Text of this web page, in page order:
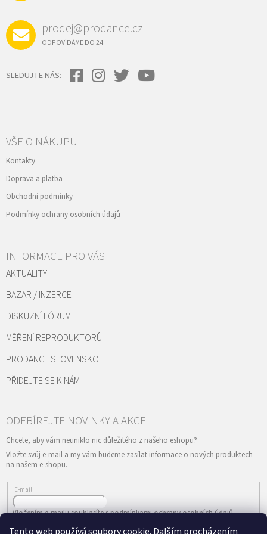
prodej@prodance.cz
ODPOVÍDÁME DO 24H
SLEDUJTE NÁS:
VŠE O NÁKUPU
Kontakty
Doprava a platba
Obchodní podmínky
Podmínky ochrany osobních údajů
INFORMACE PRO VÁS
AKTUALITY
BAZAR / INZERCE
DISKUZNÍ FÓRUM
MĚŘENÍ REPRODUKTORŮ
PRODANCE SLOVENSKO
PŘIDEJTE SE K NÁM
Vložte svůj e-mail a my vám budeme zasílat informace o nových produktech
na našem e-shopu.
E-mail
Vložením e-mailu souhlasíte spodmínkami ochrany osobních údajů